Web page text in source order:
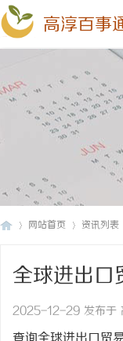
高淳百事
网站首页 资讯列表
全球进出口
2025-12-29 发布于